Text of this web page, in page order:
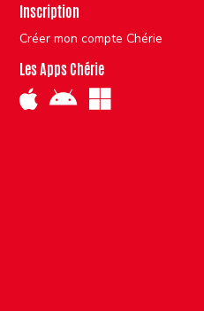
Inscription
Créer mon compte Chérie
Les Apps Chérie